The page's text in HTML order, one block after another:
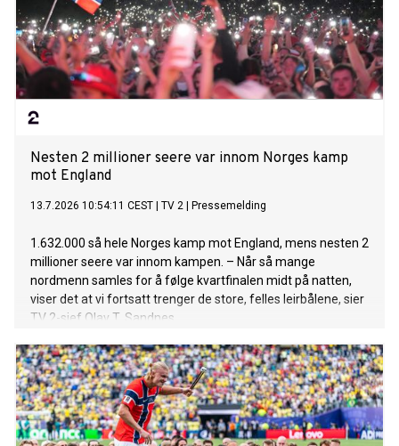
Nesten 2 millioner seere var innom Norges kamp
mot England
13.7.2026 10:54:11 CEST TV 2 Pressemelding
1.632.000 så hele Norges kamp mot England, mens nesten 2
millioner seere var innom kampen. – Når så mange
nordmenn samles for å følge kvartfinalen midt på natten,
viser det at vi fortsatt trenger de store, felles leirbålene, sier
TV 2-sjef Olav T. Sandnes.